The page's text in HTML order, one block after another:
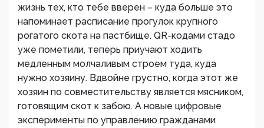
жизнь тех, кто тебе вверен – куда больше это
напоминает расписание прогулок крупного
рогатого скота на пастбище. QR-кодами стадо
уже пометили, теперь приучают ходить
медленным молчаливым строем туда, куда
нужно хозяину. Вдвойне грустно, когда этот же
хозяин по совместительству является мясником,
готовящим скот к забою. А новые цифровые
эксперименты по управлению гражданами